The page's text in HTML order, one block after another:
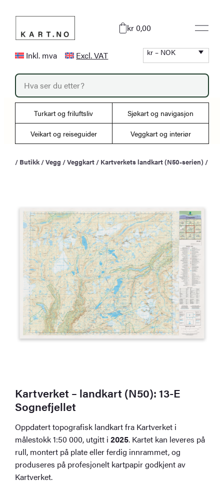
innhold
kr 0,00
Inkl. mva Excl. VAT kr – NOK
P
o
d
t
r
Turkart og friluftsliv Sjøkart og navigasjon
Veikart og reiseguider Veggkart og interiør
/ Butikk /Vegg /Veggkart / Kartverkets landkart (N50-serien) /
Kartverket – landkart (N50): 13-E
Sognefjellet
Oppdatert topografisk landkart fra Kartverket i
målestokk 1:50 000, utgitt i2025. Kartet kan leveres på
rull, montert på plate eller ferdig innrammet, og
produseres på profesjonelt kartpapir godkjent av
Kartverket.